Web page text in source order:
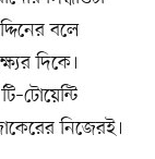
বলে
দিকে।
নিজেরই।